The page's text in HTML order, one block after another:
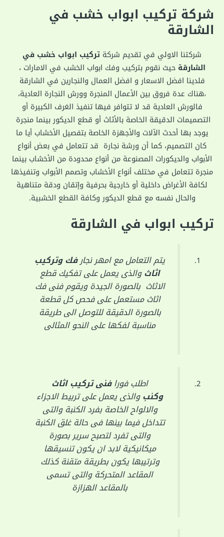
شركة تركيب ابواب خشب في
الشارقة
شركتنا الاولي في تقديم شركة تركيب ابواب خشب في
الشارقةحيث نقوم بتركيب وفك ابواب الخشب في الامارات ،
فلدينا افضل الاسعار و افضل العمال والنجارين في الشارقة
،هناك عدة فروق بين الأعمال المنجرة وورش النجارة العادية،
فالورش العادية قد لا تتوافر فيها تنفيذ الغرف الكبيرة أو
التصميمات الدقيقة الخاصة بالأثاث أو قطع الديكور بينما منجرة
يوجد بها أحدث الآلات والأجهزة الخاصة بتفصيل الأخشاب أيا ما
كان التصميم، كما أن ورشة نجارة قد تتعامل في بعض أنواع
الأبواب والديكورات المصنوعة من أنواع محدودة من الأخشاب بينما
منجرة تتعامل في مختلف أنواع الأخشاب وتصمم الأبواب وتنفيذها
لكافة الأغراض داخلية أو خارجية بحرفية وإتقان ودقة متناهية
والحال نفسه مع قطع الديكور وكافة القطع الخشبية.
تركيب ابواب في الشارقة
يتم التعامل مع امهر نجارفك وتركيب
اثاثوالذى يعمل على تفكيك قطع
الاثاث بالصورة الجيدة ويقوم فنى فك
اثاث مستعمل على فحص كل قطعة
بالصورة الدقيقة للتوصل الى طريقة
مناسبة لفكها على النحو المثالى
اطلب فورافنى تركيب اثاث
وكنبوالذى يعمل على تربيط الاجزاء
والالواح الخاصة بفرد الكنبة والتى
تتداخل فيما بينها فى حالة غلق الكنبة
والتى تفرد لتصبح سرير بصورة
ميكانيكية لابد ان يكون تنسيقها
وترتيبها يكون بطريقة متقنة كذلك
المقاعد المتحركة والتى تسمى
بالمقاعد الهزازة